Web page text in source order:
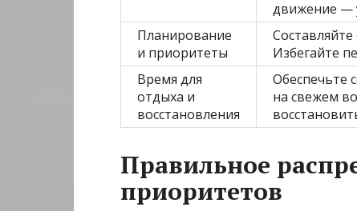
движение —
Планирование
и приоритеты
Избегайте
Время для
отдыха и
восстановления
Обеспечьте
на свежем
Правильное
приоритетов